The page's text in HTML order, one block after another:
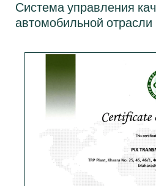
Система управления
автомобильной отрасли